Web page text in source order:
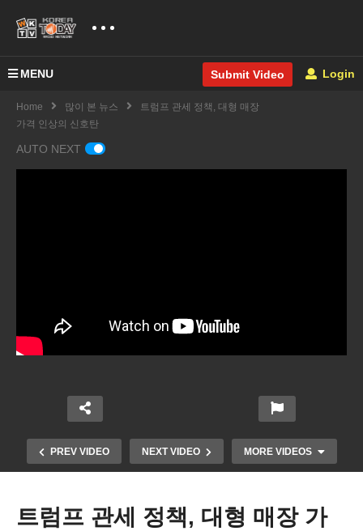
MENU Submit Video Login
Home 많이 본 뉴스
트럼프 관세 정책, 대형 매장
가격 인상의 신호탄
AUTO NEXT
PREV VIDEO NEXT VIDEO MORE VIDEOS
트럼프 관세 정책, 대형 매장 가